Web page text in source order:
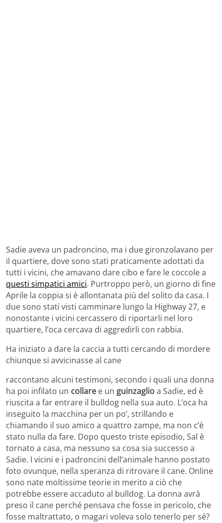
Sadie aveva un padroncino, ma i due gironzolavano per
il quartiere, dove sono stati praticamente adottati da
tutti i vicini, che amavano dare cibo e fare le coccole a
questi simpatici amici. Purtroppo però, un giorno di fine
Aprile la coppia si è allontanata più del solito da casa. I
due sono stati visti camminare lungo la Highway 27, e
nonostante i vicini cercassero di riportarli nel loro
quartiere, l’oca cercava di aggredirli con rabbia.
Ha iniziato a dare la caccia a tutti cercando di mordere
chiunque si avvicinasse al cane
raccontano alcuni testimoni, secondo i quali una donna
ha poi infilato un collare e un guinzaglioa Sadie, ed è
riuscita a far entrare il bulldog nella sua auto. L’oca ha
inseguito la macchina per un po’, strillando e
chiamando il suo amico a quattro zampe, ma non c’è
stato nulla da fare. Dopo questo triste episodio, Sal è
tornato a casa, ma nessuno sa cosa sia successo a
Sadie. I vicini e i padroncini dell’animale hanno postato
foto ovunque, nella speranza di ritrovare il cane. Online
sono nate moltissime teorie in merito a ciò che
potrebbe essere accaduto al bulldog. La donna avrà
preso il cane perché pensava che fosse in pericolo, che
fosse maltrattato, o magari voleva solo tenerlo per sé?